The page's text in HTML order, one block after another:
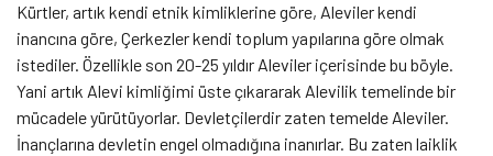
Kürtler, artık kendi etnik kimliklerine göre, Aleviler kendi
inancına göre, Çerkezler kendi toplum yapılarına göre olmak
istediler. Özellikle son 20-25 yıldır Aleviler içerisinde bu böyle.
Yani artık Alevi kimliğimi üste çıkararak Alevilik temelinde bir
mücadele yürütüyorlar. Devletçilerdir zaten temelde Aleviler.
İnançlarına devletin engel olmadığına inanırlar. Bu zaten laiklik